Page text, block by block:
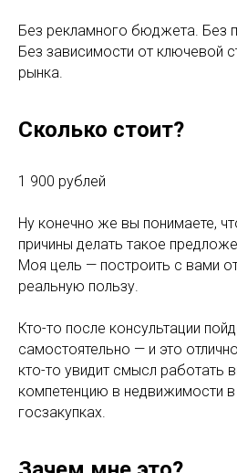
Без рекламного бюджета. Без
Без зависимости от ключевой
рынка.
Сколько стоит?
1 900 рублей
Ну конечно же вы понимаете,
причины делать такое
Моя цель — построить с вами
реальную пользу.
Кто-то после консультации
самостоятельно — и это
кто-то увидит смысл работать
компетенцию в недвижимости
госзакупках.